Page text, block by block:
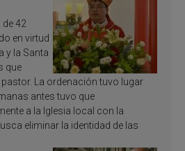
de 42
en virtud
y la Santa
que
pastor. La ordenación tuvo lugar
antes tuvo que
a la Iglesia local con la
eliminar la identidad de las